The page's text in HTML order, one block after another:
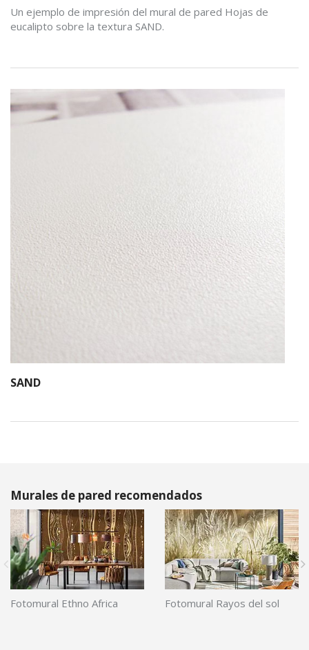
Un ejemplo de impresión del mural de pared Hojas de
eucalipto sobre la textura SAND.
SAND
Murales de pared recomendados
Fotomural Ethno Africa Fotomural Rayos del sol